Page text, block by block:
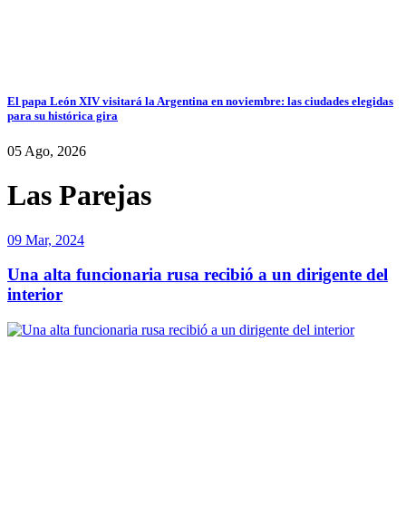
El papa León XIV visitará la Argentina en noviembre: las ciudades elegidas
para su histórica gira
05 Ago, 2026
Las Parejas
09 Mar, 2024
Una alta funcionaria rusa recibió a un dirigente del
interior